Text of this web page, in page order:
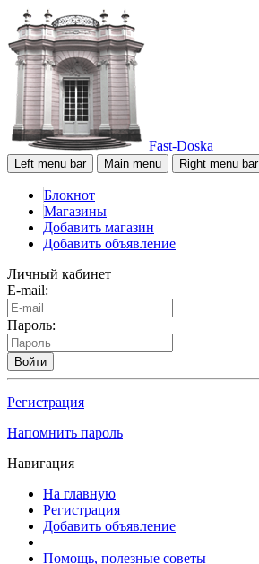
Fast-Doska
Left menu bar Main menu Right menu bar
Блокнот
Магазины
Добавить магазин
Добавить объявление
Личный кабинет
E-mail:
Пароль:
Войти
Регистрация
Напомнить пароль
Навигация
На главную
Регистрация
Добавить объявление
Помощь, полезные советы